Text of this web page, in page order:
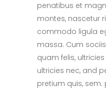
penatibus et
montes, nascetur
commodo ligula
massa. Cum
quam felis,
ultricies nec, and
pretium quis,